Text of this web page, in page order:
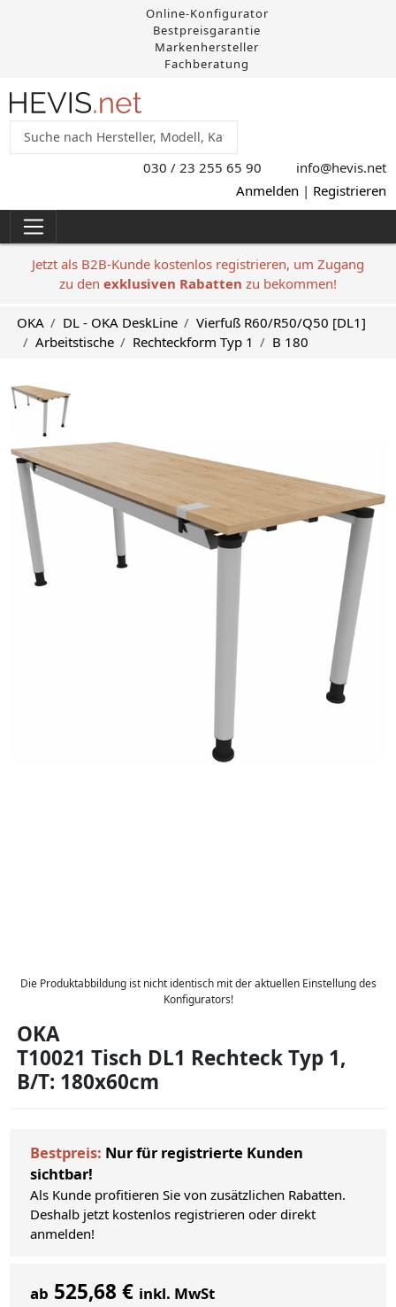
Online-Konfigurator
Bestpreisgarantie
Markenhersteller
Fachberatung
030 / 23 255 65 90 info@hevis.net
Anmelden | Registrieren
Jetzt als B2B-Kunde kostenlos registrieren, um Zugang
zu den exklusiven Rabatten zu bekommen!
OKA DL - OKA DeskLine
Vierfuß R60/R50/Q50 [DL1]
Arbeitstische
Rechteckform Typ 1 B 180
Die Produktabbildung ist nicht identisch mit der aktuellen Einstellung des
Konfigurators!
OKA
T10021 Tisch DL1 Rechteck Typ 1,
B/T: 180x60cm
Bestpreis: Nur für registrierte Kunden
sichtbar!
Als Kunde profitieren Sie von zusätzlichen Rabatten.
Deshalb jetzt kostenlos registrieren oder direkt
anmelden!
ab 525,68 € inkl. MwSt